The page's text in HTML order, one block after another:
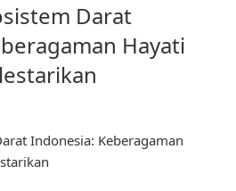
Darat
Hayati
Indonesia: Keberagaman